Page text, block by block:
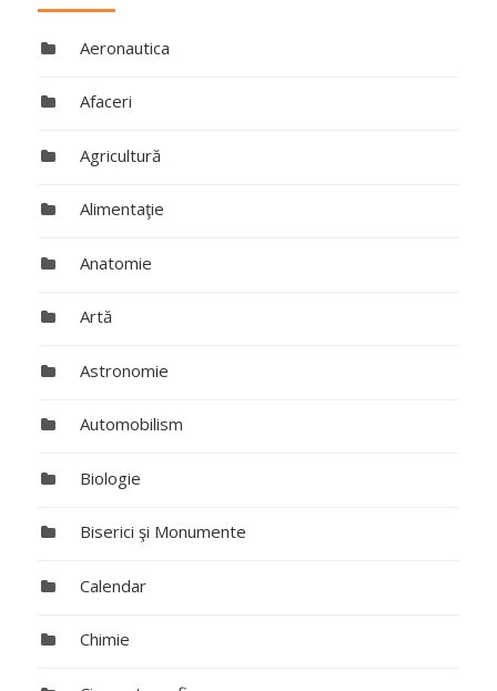
Aeronautica
Afaceri
Agricultură
Alimentaţie
Anatomie
Artă
Astronomie
Automobilism
Biologie
Biserici şi Monumente
Calendar
Chimie